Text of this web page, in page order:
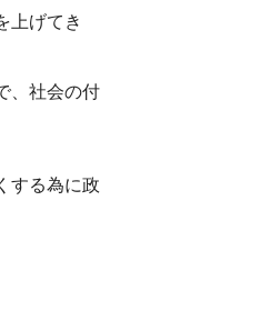
上げてき
、社会の付
する為に政